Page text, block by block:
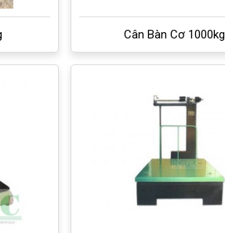
Cân Bàn Cơ 1000kg